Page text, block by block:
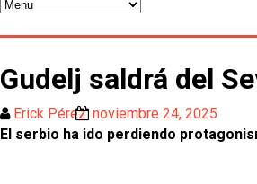
Gudelj saldrá del
Erick Pérez noviembre 24, 2025
El serbio ha ido perdiendo